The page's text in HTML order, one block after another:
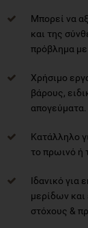
Μπορεί να
και της
πρόβλημα
Χρήσιμο
βάρους,
απογεύματα.
Κατάλληλο
το πρωινό ή
Ιδανικό για
μερίδων
στόχους &